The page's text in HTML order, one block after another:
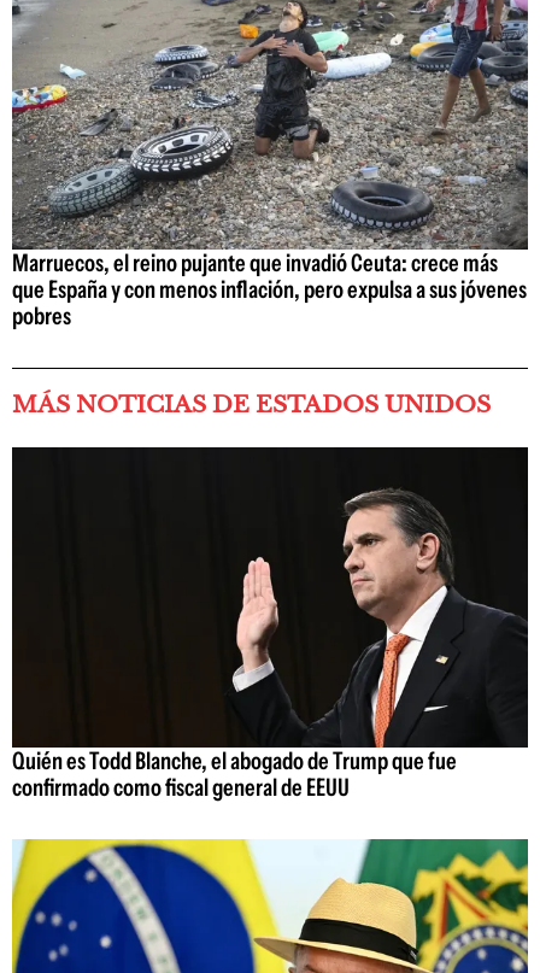
Marruecos, el reino pujante que invadió Ceuta: crece más
que España y con menos inflación, pero expulsa a sus jóvenes
pobres
MÁS NOTICIAS DE ESTADOS UNIDOS
Quién es Todd Blanche, el abogado de Trump que fue
confirmado como fiscal general de EEUU